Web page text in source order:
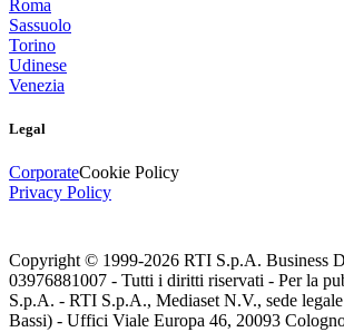
Roma
Sassuolo
Torino
Udinese
Venezia
Legal
CorporateCookie Policy
Privacy Policy
Copyright © 1999-2026 RTI S.p.A. Business
03976881007 - Tutti i diritti riservati - Per la
S.p.A. - RTI S.p.A., Mediaset N.V., sede
Bassi) - Uffici Viale Europa 46, 20093